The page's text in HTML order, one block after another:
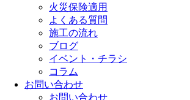
火災保険適用
よくある質問
施工の流れ
ブログ
イベント・チラシ
コラム
お問い合わせ
お問い合わせ